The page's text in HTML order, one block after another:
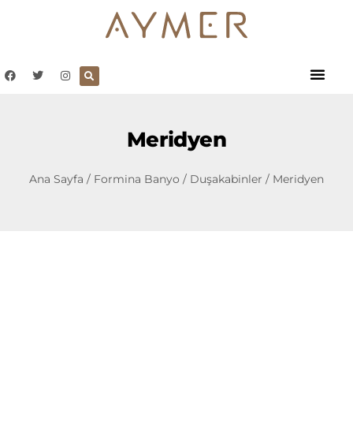
Meridyen
Ana Sayfa / Formina Banyo / Duşakabinler / Meridyen